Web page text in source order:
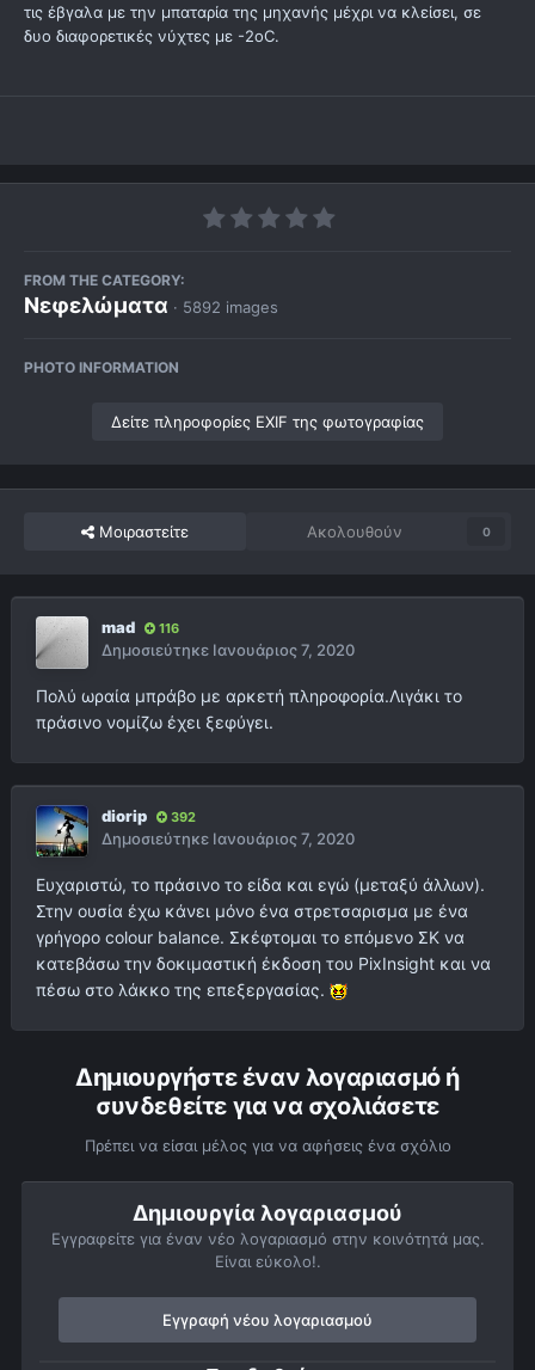
τις έβγαλα με την μπαταρία της μηχανής μέχρι να κλείσει, σε
δυο διαφορετικές νύχτες με -2οC.
FROM THE CATEGORY:
Νεφελώματα · 5892 images
PHOTO INFORMATION
Δείτε πληροφορίες EXIF της φωτογραφίας
Μοιραστείτε Ακολουθούν 0
mad 116
Δημοσιεύτηκε Ιανουάριος 7, 2020
Πολύ ωραία μπράβο με αρκετή πληροφορία.Λιγάκι το
πράσινο νομίζω έχει ξεφύγει.
diorip 392
Δημοσιεύτηκε Ιανουάριος 7, 2020
Ευχαριστώ, το πράσινο το είδα και εγώ (μεταξύ άλλων).
Στην ουσία έχω κάνει μόνο ένα στρετσαρισμα με ένα
γρήγορο colour balance. Σκέφτομαι το επόμενο ΣΚ να
κατεβάσω την δοκιμαστική έκδοση του PixInsight και να
πέσω στο λάκκο της επεξεργασίας.
Δημιουργήστε έναν λογαριασμό ή
συνδεθείτε για να σχολιάσετε
Πρέπει να είσαι μέλος για να αφήσεις ένα σχόλιο
Δημιουργία λογαριασμού
Εγγραφείτε για έναν νέο λογαριασμό στην κοινότητά μας.
Είναι εύκολο!.
Εγγραφή νέου λογαριασμού